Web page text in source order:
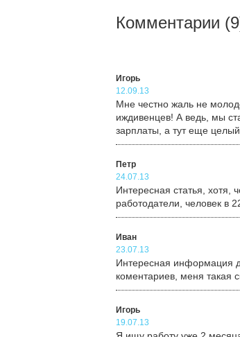
Комментарии
Игорь
12.09.13
Мне честно жаль не
иждивенцев! А ведь, мы
зарплаты, а тут еще
Петр
24.07.13
Интересная статья, хотя,
работодатели, человек в
Иван
23.07.13
Интересная информация
коментариев, меня такая
Игорь
19.07.13